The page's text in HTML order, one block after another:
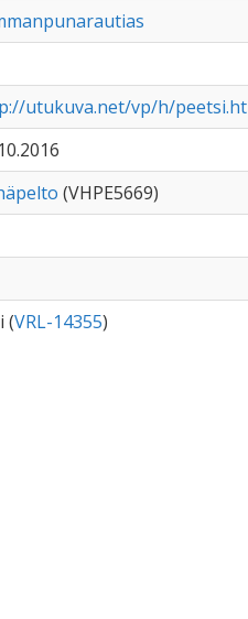
utukuva.net/vp/h/
(VHPE5669)
(VRL-14355)